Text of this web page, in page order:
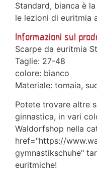
Standard, bianca è
le lezioni di euritmia
Informazioni sul
Scarpe da euritmia
Taglie: 27-48
colore: bianco
Materiale: tomaia,
Potete trovare altre
ginnastica, in vari
Waldorfshop nella
href="https://
gymnastikschuhe"
euritmiche!